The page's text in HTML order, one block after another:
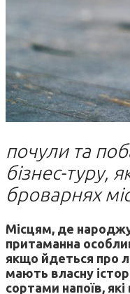
почули та
бізнес-туру,
броварнях
Місцям, де
притаманна
якщо йдеться про
мають власну
сортами напоїв,